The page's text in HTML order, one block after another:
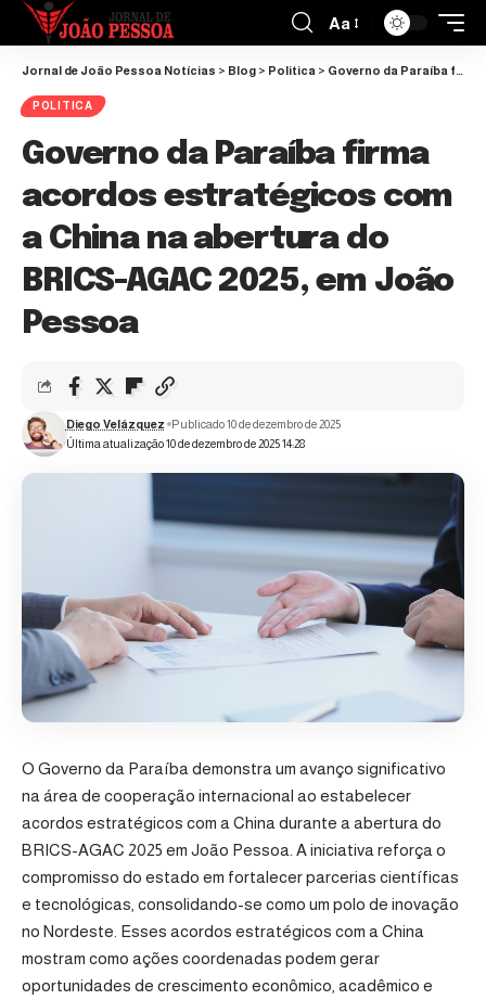
Aa
Jornal de João Pessoa Notícias > Blog > Politica > Governo da Paraíba firma acordos estratégicos com a China na abertura do BRICS-AGAC 2025, em João Pessoa
POLITICA
Governo da Paraíba firma
acordos estratégicos com
a China na abertura do
BRICS-AGAC 2025, em João
Pessoa
Última atualização 10 de dezembro de 2025 14:28
Diego Velázquez Publicado 10 de dezembro de 2025
O Governo da Paraíba demonstra um avanço significativo
na área de cooperação internacional ao estabelecer
acordos estratégicos com a China durante a abertura do
BRICS-AGAC 2025 em João Pessoa. A iniciativa reforça o
compromisso do estado em fortalecer parcerias científicas
e tecnológicas, consolidando-se como um polo de inovação
no Nordeste. Esses acordos estratégicos com a China
mostram como ações coordenadas podem gerar
oportunidades de crescimento econômico, acadêmico e